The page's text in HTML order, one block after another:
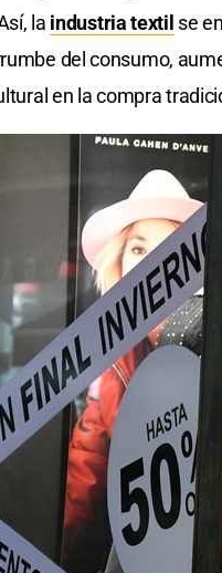
la industria textil se
del consumo,
en la compra